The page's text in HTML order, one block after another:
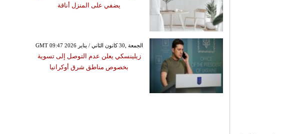
يضفي على المنزل أناقة
GMT 09:47 2026 الجمعة ,30 كانون الثاني / يناير
زيلينسكي يعلن عدم التوصل إلى تسوية
بخصوص مناطق شرق أوكرانيا